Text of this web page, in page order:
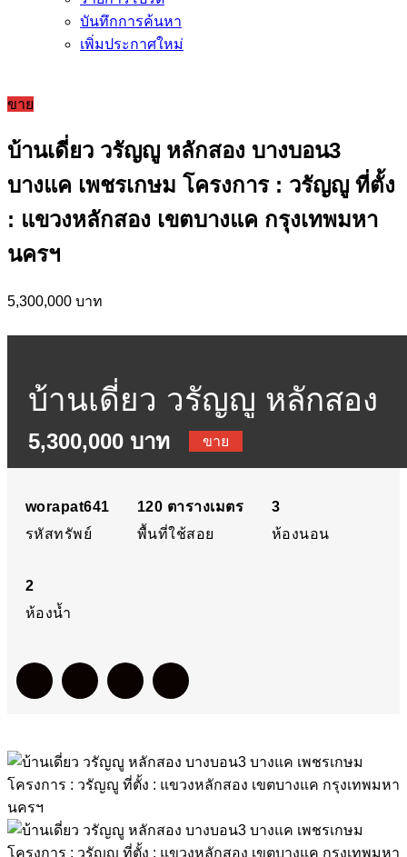
บันทึกการค้นหา
เพิ่มประกาศใหม่
ขาย
บ้านเดี่ยว วรัญญู หลักสอง บางบอน3
บางแค เพชรเกษม โครงการ : วรัญญู ที่ตั้ง
: แขวงหลักสอง เขตบางแค กรุงเทพมหา
นครฯ
5,300,000 บาท
บ้านเดี่ยว วรัญญู หลักสอง
บางบอน3 บางแค เพชรเกษ
โครงการ : วรัญญู ที่ตั้ง :
กรุงเทพมหานครฯ
5,300,000 บาท ขาย
worapat641
รหัสทรัพย์
120 ตารางเมตร
พื้นที่ใช้สอย
3
ห้องนอน
2
ห้องน้ำ